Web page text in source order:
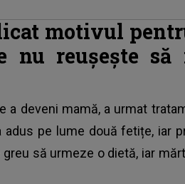
motivul
nu reușește
a deveni mamă, a urmat
adus pe lume două fetițe, iar
să urmeze o dietă, iar